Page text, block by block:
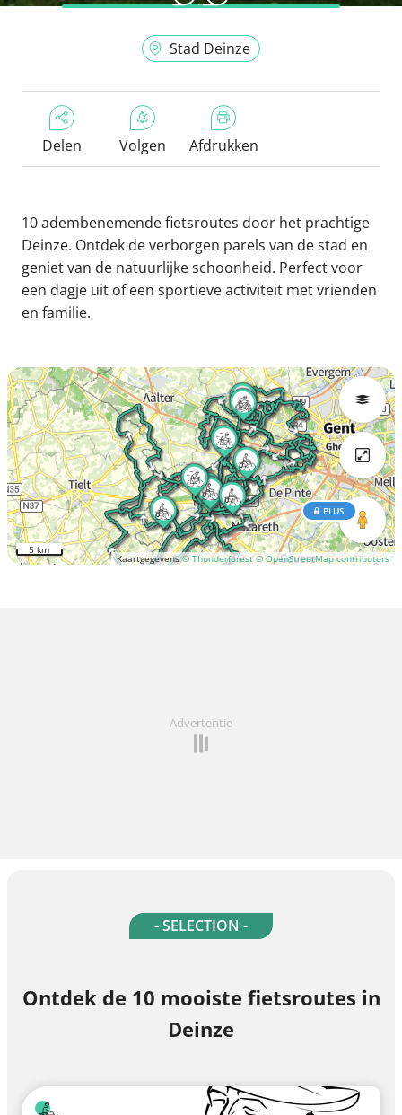
Stad Deinze
Delen Volgen Afdrukken
10 adembenemende fietsroutes door het prachtige
Deinze. Ontdek de verborgen parels van de stad en
geniet van de natuurlijke schoonheid. Perfect voor
een dagje uit of een sportieve activiteit met vrienden
en familie.
Kaartgegevens© Thunderforest © OpenStreetMap contributors
PLUS
5 km
Advertentie
- SELECTION -
Ontdek de 10 mooiste fietsroutes in
Deinze